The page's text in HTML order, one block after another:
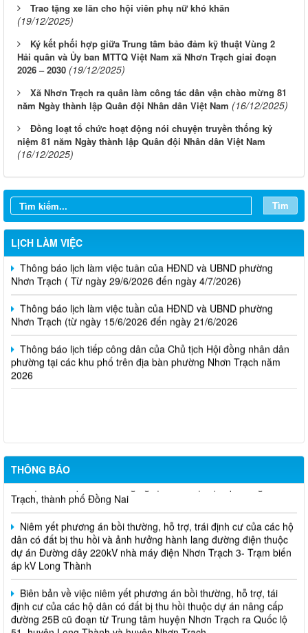
Trao tặng xe lăn cho hội viên phụ nữ khó khăn
(19/12/2025)
Ký kết phối hợp giữa Trung tâm bảo đảm kỹ thuật Vùng 2
Hải quân và Ủy ban MTTQ Việt Nam xã Nhơn Trạch giai đoạn
2026 – 2030 (19/12/2025)
Xã Nhơn Trạch ra quân làm công tác dân vận chào mừng 81
năm Ngày thành lập Quân đội Nhân dân Việt Nam (16/12/2025)
Đồng loạt tổ chức hoạt động nói chuyện truyền thống kỷ
niệm 81 năm Ngày thành lập Quân đội Nhân dân Việt Nam
(16/12/2025)
Tìm
LỊCH LÀM VIỆC
Thông báo lịch làm việc tuần của HĐND và UBND phường
Nhơn Trạch( từ ngày 03/08/2026 đến ngày 08/08/2026)
Thông báo lịch làm việc tuần của HĐND và UBND Phường
Nhơn Trạch ( từ ngày 20/7/2026 đến ngày 25/7/2026)
Thông báo lịch làm việc tuần của HĐND và UBND phường
Nhơn Trạch ( Từ ngày 29/6/2026 đến ngày 4/7/2026)
Thông báo lịch làm việc tuần của HĐND và UBND phường
Nhơn Trạch (từ ngày 15/6/2026 đến ngày 21/6/2026
Thông báo lịch tiếp công dân của Chủ tịch Hội đồng nhân dân
phường tại các khu phố trên địa bàn phường Nhơn Trạch năm
2026
THÔNG BÁO
Niêm yết phương án bồi thường, hỗ trợ, tái định cư
Biên bản niêm yết và lấy ý kiến phương án bồi thường, hỗ trợ,
tái định cư của các hộ dân thuộc dự án công trình "Nhánh rẽ đấu
nối trạm biến áp 110kV công nghệ cao" đoạn qua phường Nhơn
Trạch, thành phố Đồng Nai
Niêm yết phương án bồi thường, hỗ trợ, trái định cư của các hộ
dân có đất bị thu hồi và ảnh hưởng hành lang đường điện thuộc
dự án Đường dây 220kV nhà máy điện Nhơn Trạch 3- Trạm biến
áp kV Long Thành
Biên bản về việc niêm yết phương án bồi thường, hỗ trợ, tái
định cư của các hộ dân có đất bị thu hồi thuộc dự án nâng cấp
đường 25B cũ đoạn từ Trung tâm huyện Nhơn Trạch ra Quốc lộ
51, huyện Long Thành và huyện Nhơn Trạch